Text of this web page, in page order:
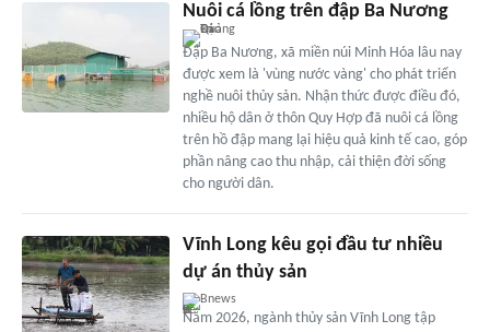
Nuôi cá lồng trên đập Ba Nương
Đập Ba Nương, xã miền núi Minh Hóa lâu nay
được xem là 'vùng nước vàng' cho phát triển
nghề nuôi thủy sản. Nhận thức được điều đó,
nhiều hộ dân ở thôn Quy Hợp đã nuôi cá lồng
trên hồ đập mang lại hiệu quả kinh tế cao, góp
phần nâng cao thu nhập, cải thiện đời sống
cho người dân.
Vĩnh Long kêu gọi đầu tư nhiều
dự án thủy sản
Bnews
Năm 2026, ngành thủy sản Vĩnh Long tập